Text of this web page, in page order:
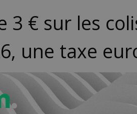
3 € sur les
une taxe